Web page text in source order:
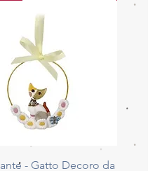
- Gatto Decoro da